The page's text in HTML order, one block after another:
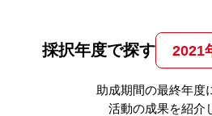
採択年度で探す 2021
助成期間の最終年度
活動の成果を紹介